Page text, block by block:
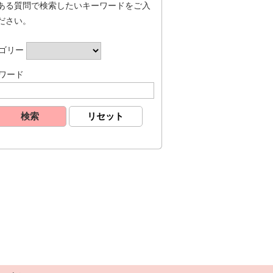
る質問で検索したいキーワードをご入
さい。
リー
ード